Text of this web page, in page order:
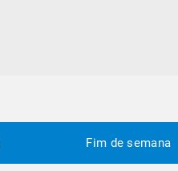
Fim de semana